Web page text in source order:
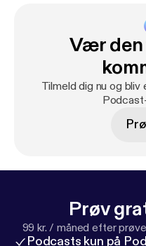
Vær
Tilmeld dig nu og
Prøv
99 kr. / måned efter
Podcasts kun på